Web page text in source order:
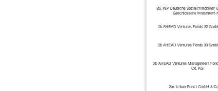
26. INP Deutsche Sozialimmobilien
Geschlossene Investment-
2b AHEAD Ventures Fonds 02
2b AHEAD Ventures Fonds 03
2b AHEAD Ventures Management
Co. KG
2bx Urban Fund I GmbH &